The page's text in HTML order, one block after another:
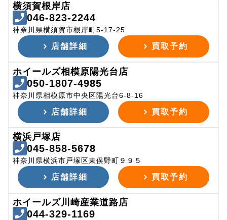
横須賀根岸店
046-823-2244
神奈川県横須賀市根岸町5-17-25
店舗詳細 買取予約
ホイールズ相模原陽光台店
050-1807-4985
神奈川県相模原市中央区陽光台6-8-16
店舗詳細 買取予約
横浜戸塚店
045-858-5678
神奈川県横浜市戸塚区東俣野町９９５
店舗詳細 買取予約
ホイールズ川崎産業道路店
044-329-1169